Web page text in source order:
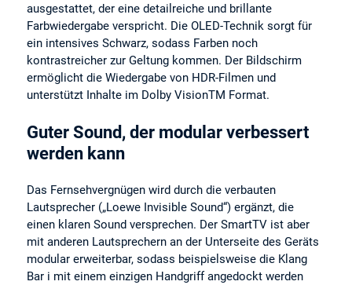
ausgestattet, der eine detailreiche und brillante
Farbwiedergabe verspricht. Die OLED-Technik sorgt für
ein intensives Schwarz, sodass Farben noch
kontrastreicher zur Geltung kommen. Der Bildschirm
ermöglicht die Wiedergabe von HDR-Filmen und
unterstützt Inhalte im Dolby VisionTM Format.
Guter Sound, der modular verbessert
werden kann
Das Fernsehvergnügen wird durch die verbauten
Lautsprecher („Loewe Invisible Sound“) ergänzt, die
einen klaren Sound versprechen. Der SmartTV ist aber
mit anderen Lautsprechern an der Unterseite des Geräts
modular erweiterbar, sodass beispielsweise die Klang
Bar i mit einem einzigen Handgriff angedockt werden